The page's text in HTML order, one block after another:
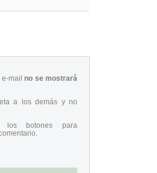
mail no se mostrará
a los demás y no
los botones para